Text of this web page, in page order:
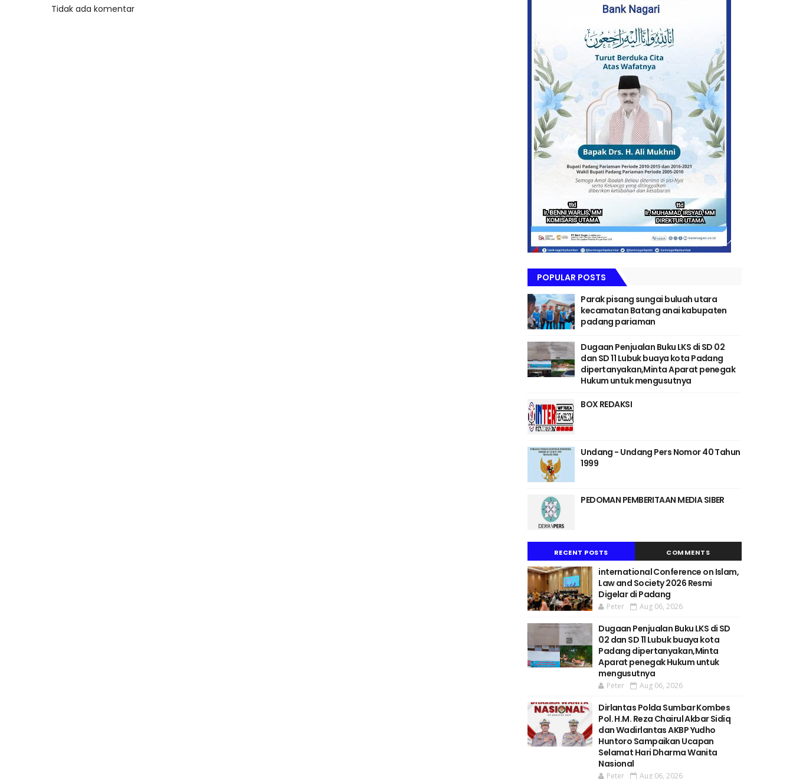
Tidak ada komentar
POPULAR POSTS
Parak pisang sungai buluah utara
kecamatan Batang anai kabupaten
padang pariaman
Dugaan Penjualan Buku LKS di SD 02
dan SD 11 Lubuk buaya kota Padang
dipertanyakan,Minta Aparat penegak
Hukum untuk mengusutnya
BOX REDAKSI
Undang - Undang Pers Nomor 40 Tahun
1999
PEDOMAN PEMBERITAAN MEDIA SIBER
RECENT POSTS COMMENTS
international Conference on Islam,
Law and Society 2026 Resmi
Digelar di Padang
Peter Aug 06, 2026
Dugaan Penjualan Buku LKS di SD
02 dan SD 11 Lubuk buaya kota
Padang dipertanyakan,Minta
Aparat penegak Hukum untuk
mengusutnya
Peter Aug 06, 2026
Dirlantas Polda Sumbar Kombes
Pol. H.M. Reza Chairul Akbar Sidiq
dan Wadirlantas AKBP Yudho
Huntoro Sampaikan Ucapan
Selamat Hari Dharma Wanita
Nasional
Peter Aug 06, 2026